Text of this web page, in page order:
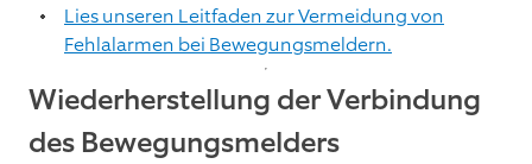
Lies unseren Leitfaden zur Vermeidung von
Fehlalarmen bei Bewegungsmeldern.
Wiederherstellung der Verbindung
des Bewegungsmelders